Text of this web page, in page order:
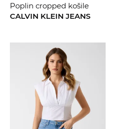
Poplin cropped košile
CALVIN KLEIN JEANS